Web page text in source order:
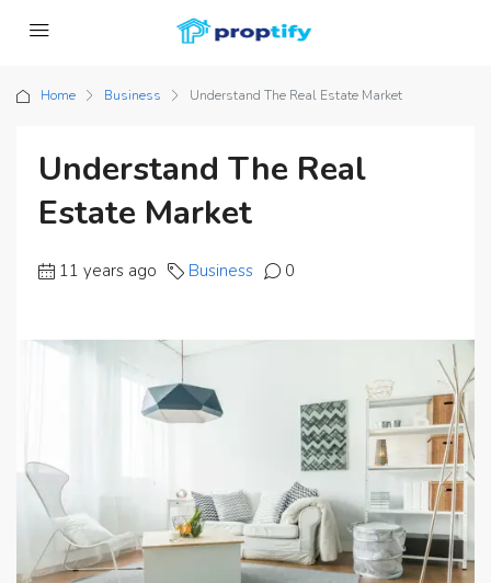
Home Business Understand The Real Estate Market
Understand The Real
Estate Market
11 years ago Business 0